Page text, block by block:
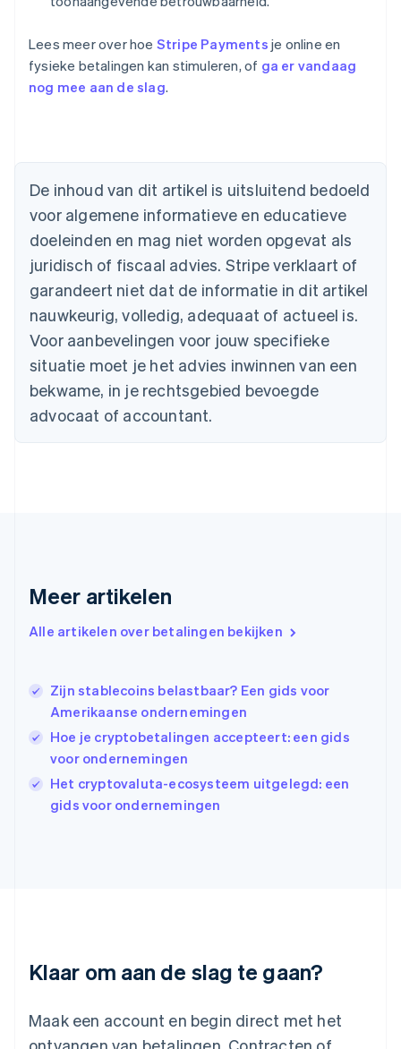
Lees meer over hoe Stripe Payments je online en
fysieke betalingen kan stimuleren, of ga er vandaag
nog mee aan de slag.
De inhoud van dit artikel is uitsluitend bedoeld
voor algemene informatieve en educatieve
doeleinden en mag niet worden opgevat als
juridisch of fiscaal advies. Stripe verklaart of
garandeert niet dat de informatie in dit artikel
nauwkeurig, volledig, adequaat of actueel is.
Voor aanbevelingen voor jouw specifieke
situatie moet je het advies inwinnen van een
bekwame, in je rechtsgebied bevoegde
advocaat of accountant.
Meer artikelen
Alle artikelen over betalingen bekijken
Zijn stablecoins belastbaar? Een gids voor
Amerikaanse ondernemingen
Hoe je cryptobetalingen accepteert: een gids
voor ondernemingen
Het cryptovaluta-ecosysteem uitgelegd: een
gids voor ondernemingen
Klaar om aan de slag te gaan?
Maak een account en begin direct met het
België
Brazilië
PortuguêsEnglish
Bulgarije
English
Canada
English Français
Cyprus
English
Denemarken
Duitsland
DeutschEnglish
Estland
English
Finland
Hongarije
Hongkong SAR, China
English
India
English
Italië
ItalianoEnglish
日本語English
Kroatië
FrançaisDeutschEnglish
English
Malta